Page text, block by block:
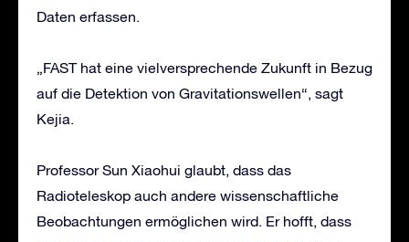
Daten erfassen.
„FAST hat eine vielversprechende Zukunft in Bezug
auf die Detektion von Gravitationswellen“, sagt
Kejia.
Professor Sun Xiaohui glaubt, dass das
Radioteleskop auch andere wissenschaftliche
Beobachtungen ermöglichen wird. Er hofft, dass